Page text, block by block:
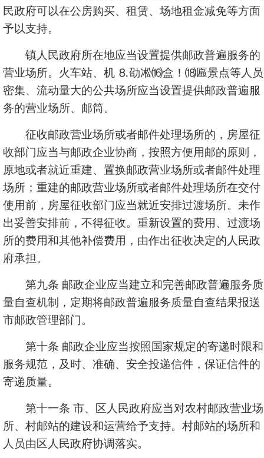
民政府可以在公房购买、租赁、场地租金减免等方面
予以支持。
镇人民政府所在地应当设置提供邮政普遍服务的
营业场所。火车站、机 ⒏劭凇⒃盒！⒅匾景点等人员
密集、流动量大的公共场所应当设置提供邮政普遍服
务的营业场所、邮筒。
征收邮政营业场所或者邮件处理场所的，房屋征
收部门应当与邮政企业协商，按照方便用邮的原则，
原地或者就近重建、置换邮政营业场所或者邮件处理
场所；重建的邮政营业场所或者邮件处理场所在交付
使用前，房屋征收部门应当就近安排过渡场所。未作
出妥善安排前，不得征收。重新设置的费用、过渡场
所的费用和其他补偿费用，由作出征收决定的人民政
府承担。
第九条 邮政企业应当建立和完善邮政普遍服务质
量自查机制，定期将邮政普遍服务质量自查结果报送
市邮政管理部门。
第十条 邮政企业应当按照国家规定的寄递时限和
服务规范，及时、准确、安全投递信件，保证信件的
寄递质量。
第十一条 市、区人民政府应当对农村邮政营业场
所、村邮站的建设和运营给予支持。村邮站的场所和
人员由区人民政府协调落实。